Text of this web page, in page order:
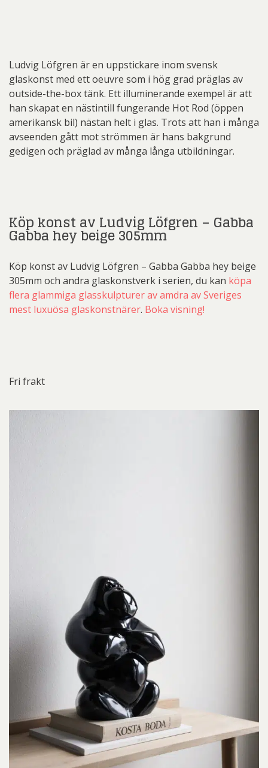
Ludvig Löfgren är en uppstickare inom svensk
glaskonst med ett oeuvre som i hög grad präglas av
outside-the-box tänk. Ett illuminerande exempel är att
han skapat en nästintill fungerande Hot Rod (öppen
amerikansk bil) nästan helt i glas. Trots att han i många
avseenden gått mot strömmen är hans bakgrund
gedigen och präglad av många långa utbildningar.
Köp konst av Ludvig Löfgren – Gabba
Gabba hey beige 305mm
Köp konst av Ludvig Löfgren – Gabba Gabba hey beige
305mm och andra glaskonstverk i serien, du kan köpa
flera glammiga glasskulpturer av amdra av Sveriges
mest luxuösa glaskonstnärer. Boka visning!
Fri frakt